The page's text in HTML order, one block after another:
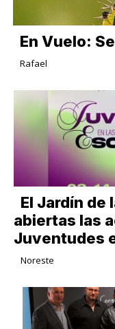
En Vuelo:
Rafael
El Jardín de
abiertas las
Juventudes
Noreste